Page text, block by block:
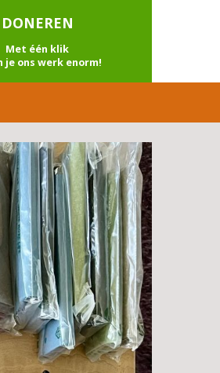
DONEREN
Met één klik
je ons werk enorm!